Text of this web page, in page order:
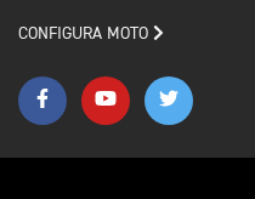
CONFIGURA MOTO